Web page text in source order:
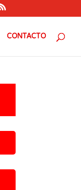
CONTACTO